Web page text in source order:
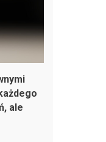
ale